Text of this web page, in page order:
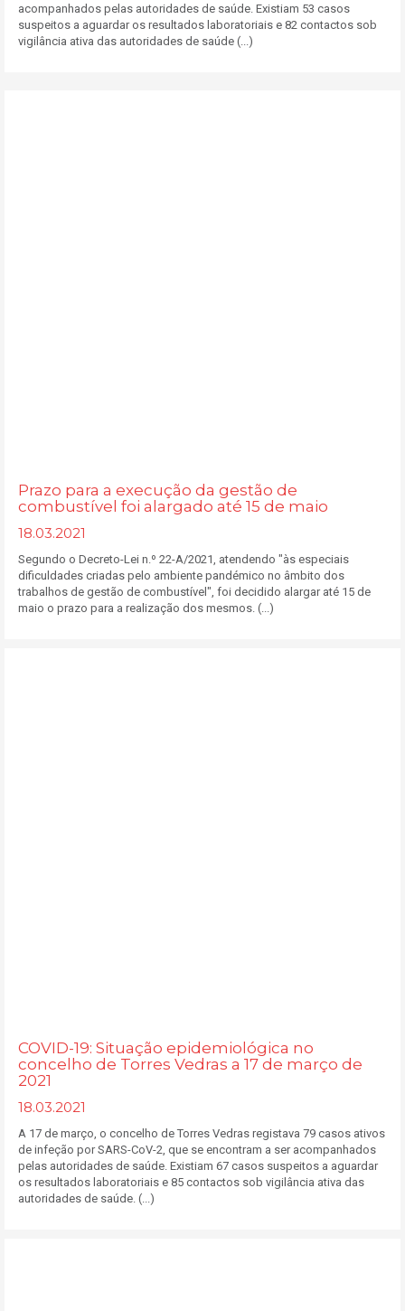
acompanhados pelas autoridades de saúde. Existiam 53 casos
suspeitos a aguardar os resultados laboratoriais e 82 contactos sob
vigilância ativa das autoridades de saúde (...)
Prazo para a execução da gestão de
combustível foi alargado até 15 de maio
18.03.2021
Segundo o Decreto-Lei n.º 22-A/2021, atendendo "às especiais
dificuldades criadas pelo ambiente pandémico no âmbito dos
trabalhos de gestão de combustível", foi decidido alargar até 15 de
maio o prazo para a realização dos mesmos. (...)
COVID-19: Situação epidemiológica no
concelho de Torres Vedras a 17 de março de
2021
18.03.2021
A 17 de março, o concelho de Torres Vedras registava 79 casos ativos
de infeção por SARS-CoV-2, que se encontram a ser acompanhados
pelas autoridades de saúde. Existiam 67 casos suspeitos a aguardar
os resultados laboratoriais e 85 contactos sob vigilância ativa das
autoridades de saúde. (...)